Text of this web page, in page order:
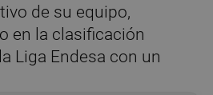
de su equipo,
en la clasificación
Liga Endesa con un